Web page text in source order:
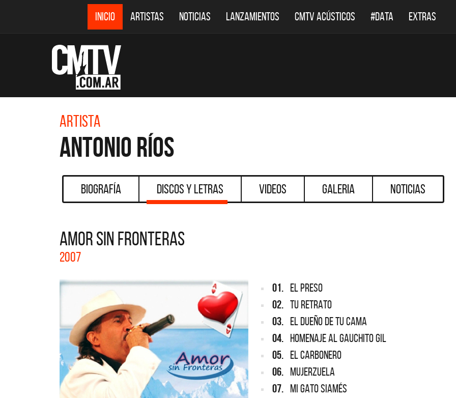
INICIO ARTISTAS NOTICIAS LANZAMIENTOS CMTV ACÚSTICOS #DATA EXTRAS
Artista
Antonio Ríos
Biografía Discos y Letras Videos Galeria Noticias
AMOR SIN FRONTERAS
2007
01. EL PRESO
02. TU RETRATO
03. EL DUEÑO DE TU CAMA
04. HOMENAJE AL GAUCHITO GIL
05. EL CARBONERO
06. MUJERZUELA
07. MI GATO SIAMÉS
DESTACADOS DESTACADOS